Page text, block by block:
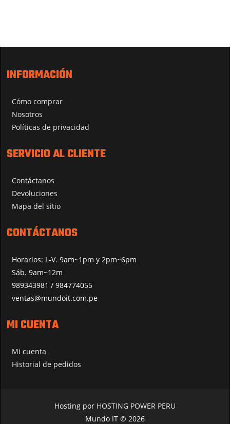
INFORMACIÓN
Cómo comprar
Nosotros
Políticas de privacidad
SERVICIO AL CLIENTE
Contáctanos
Devoluciones
Mapa del sitio
CONTÁCTANOS
Horarios: L-V. 9am~1pm y 2pm~6pm
Sáb. 9am~12m
989343981 / 984774055
ventas@mundoit.com.pe
MI CUENTA
Mi cuenta
Historial de pedidos
Hosting por HOSTING POWER PERU
Mundo IT © 2026